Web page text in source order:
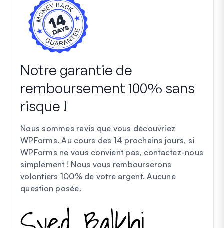
Notre garantie de
remboursement 100% sans
risque !
Nous sommes ravis que vous découvriez
WPForms. Au cours des 14 prochains jours, si
WPForms ne vous convient pas, contactez-nous
simplement ! Nous vous rembourserons
volontiers 100% de votre argent.Aucune
question posée.